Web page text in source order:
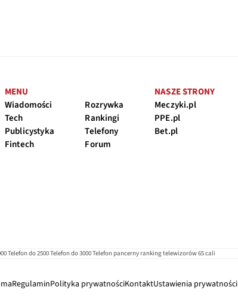
MENU
Wiadomości
Tech
Publicystyka
Fintech
Rozrywka
Rankingi
Telefony
Forum
NASZE STRONY
Meczyki.pl
PPE.pl
Bet.pl
Telefon do 2500Telefon do 3000Telefon pancerny ranking telewizorów 65 cali
RegulaminPolityka prywatnościKontaktUstawienia prywatności